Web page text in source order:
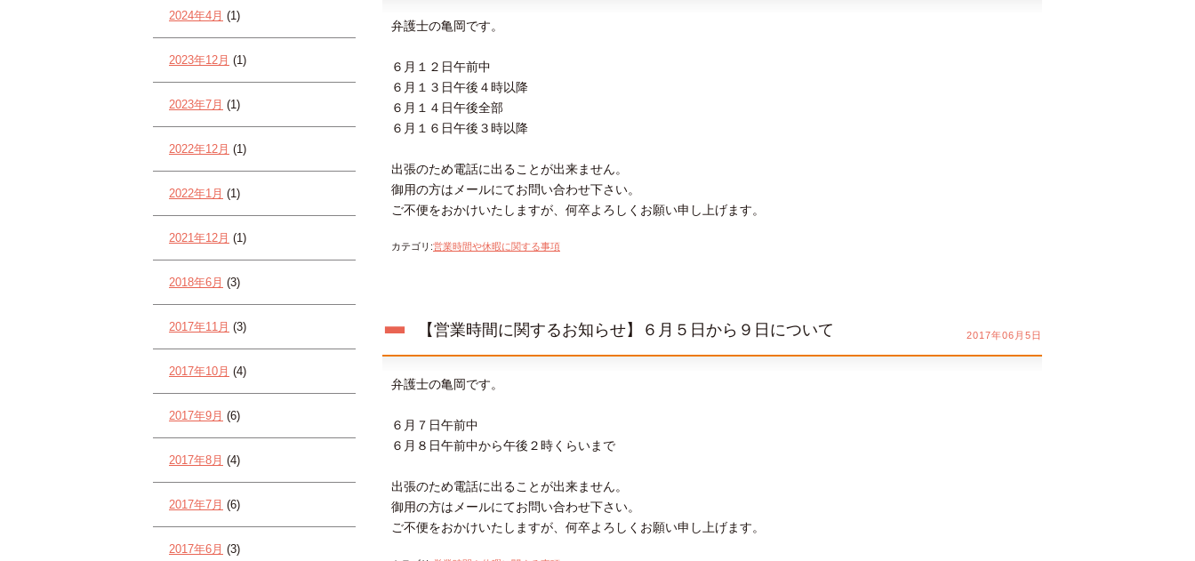
2024年4月 (1)
2023年12月 (1)
2023年7月 (1)
2022年12月 (1)
2022年1月 (1)
2021年12月 (1)
2018年6月 (3)
2017年11月 (3)
2017年10月 (4)
2017年9月 (6)
2017年8月 (4)
2017年7月 (6)
2017年6月 (3)
弁護士の亀岡です。
６月１２日午前中
６月１３日午後４時以降
６月１４日午後全部
６月１６日午後３時以降
出張のため電話に出ることが出来ません。
御用の方はメールにてお問い合わせ下さい。
ご不便をおかけいたしますが、何卒よろしくお願い申し上げます。
カテゴリ :営業時間や休暇に関する事項
【営業時間に関するお知らせ】６月５日から９日について 2017年06月5日
弁護士の亀岡です。
６月７日午前中
６月８日午前中から午後２時くらいまで
出張のため電話に出ることが出来ません。
御用の方はメールにてお問い合わせ下さい。
ご不便をおかけいたしますが、何卒よろしくお願い申し上げます。